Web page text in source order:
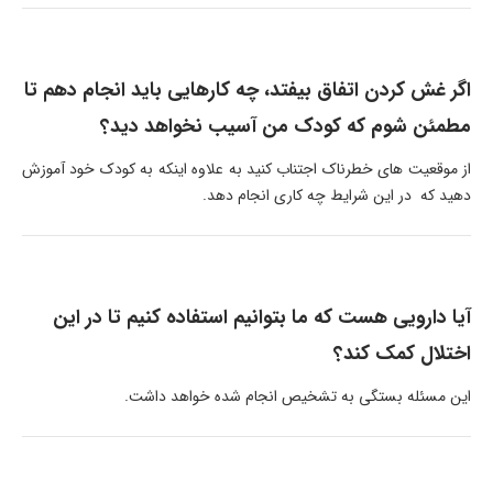
اگر غش کردن اتفاق بیفتد، چه کارهایی باید انجام دهم تا
مطمئن شوم که کودک من آسیب نخواهد دید؟
از موقعیت های خطرناک اجتناب کنید به علاوه اینکه به کودک خود آموزش
دهید که در این شرایط چه کاری انجام دهد.
آیا دارویی هست که ما بتوانیم استفاده کنیم تا در این
اختلال کمک کند؟
این مسئله بستگی به تشخیص انجام شده خواهد داشت.